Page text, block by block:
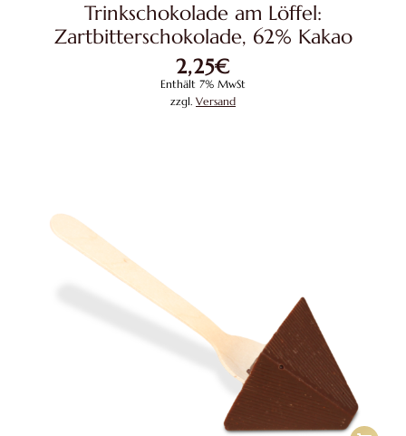
Trinkschokolade am Löffel:
Zartbitterschokolade, 62% Kakao
2,25€
Enthält 7% MwSt
zzgl. Versand